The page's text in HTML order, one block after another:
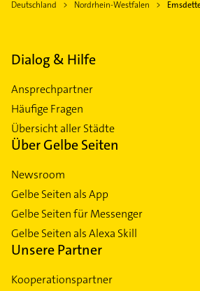
Deutschland Nordrhein-Westfalen
Dialog & Hilfe
Ansprechpartner
Häufige Fragen
Übersicht aller Städte
Über Gelbe Seiten
Newsroom
Gelbe Seiten als App
Gelbe Seiten für Messenger
Gelbe Seiten als Alexa Skill
Unsere Partner
Kooperationspartner